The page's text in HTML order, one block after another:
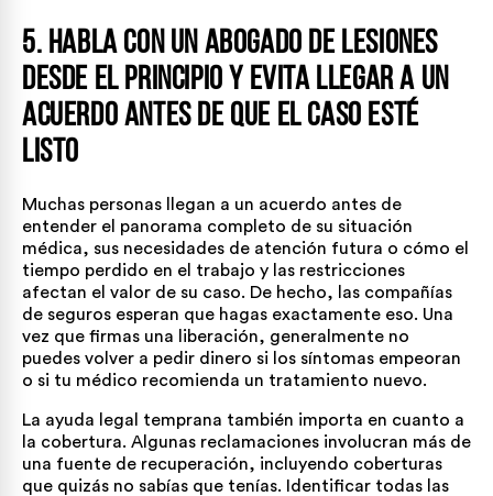
5. Habla con un Abogado de Lesiones
desde el Principio y Evita Llegar a un
Acuerdo Antes de que el Caso Esté
Listo
Muchas personas llegan a un acuerdo antes de
entender el panorama completo de su situación
médica, sus necesidades de atención futura o cómo el
tiempo perdido en el trabajo y las restricciones
afectan el valor de su caso. De hecho, las compañías
de seguros esperan que hagas exactamente eso. Una
vez que firmas una liberación, generalmente no
puedes volver a pedir dinero si los síntomas empeoran
o si tu médico recomienda un tratamiento nuevo.
La ayuda legal temprana también importa en cuanto a
la cobertura. Algunas reclamaciones involucran más de
una fuente de recuperación, incluyendo coberturas
que quizás no sabías que tenías. Identificar todas las